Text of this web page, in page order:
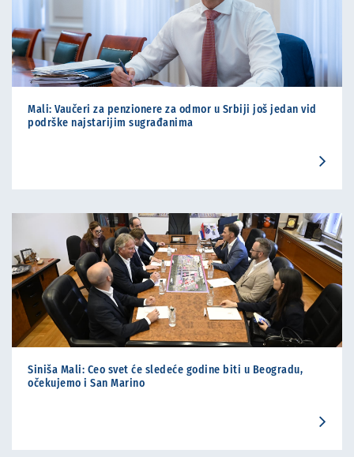
Mali: Vaučeri za penzionere za odmor u Srbiji još jedan vid
podrške najstarijim sugrađanima
Siniša Mali: Ceo svet će sledeće godine biti u Beogradu,
očekujemo i San Marino